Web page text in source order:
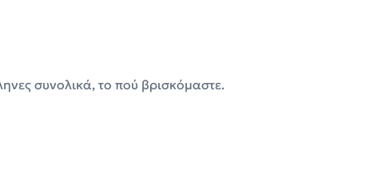
συνολικά, το πού βρισκόμαστε.